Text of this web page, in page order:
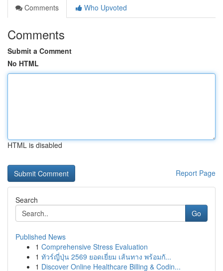
Comments
Who Upvoted
Comments
Submit a Comment
No HTML
HTML is disabled
Report Page
Search
Go
Published News
1 Comprehensive Stress Evaluation
1 ทัวร์ญี่ปุ่น 2569 ยอดเยี่ยม เส้นทาง พร้อมกั...
1 Discover Online Healthcare Billing & Codin...